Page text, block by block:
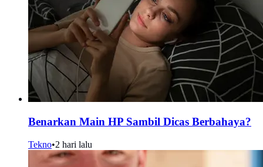
Benarkan Main HP Sambil Dicas Berbahaya?
Tekno•2 hari lalu